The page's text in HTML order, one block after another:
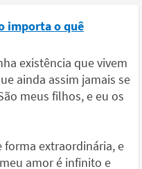
importa o quê
existência que vivem
ainda assim jamais se
meus filhos, e eu os
forma extraordinária, e
amor é infinito e